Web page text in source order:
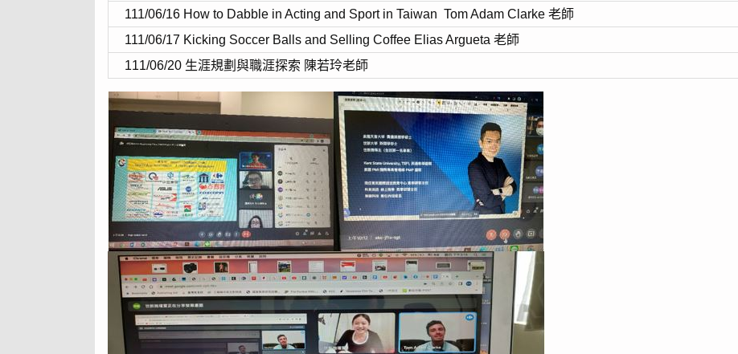
111/06/16 How to Dabble inActing and Sport in Taiwan Tom Adam Clarke 老師
111/06/17 Kicking Soccer Balls and Selling Coffee E lias Argueta 老師
111/06/20 生涯規劃與職涯探索 陳若玲老師